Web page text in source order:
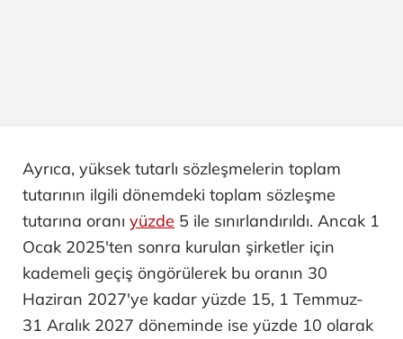
Ayrıca, yüksek tutarlı sözleşmelerin toplam
tutarının ilgili dönemdeki toplam sözleşme
tutarına oranı yüzde 5 ile sınırlandırıldı. Ancak 1
Ocak 2025'ten sonra kurulan şirketler için
kademeli geçiş öngörülerek bu oranın 30
Haziran 2027'ye kadar yüzde 15, 1 Temmuz-
31 Aralık 2027 döneminde ise yüzde 10 olarak